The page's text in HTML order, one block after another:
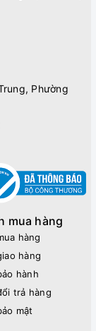
Phường
mua hàng
hàng
hàng
hành
trả hàng
mật